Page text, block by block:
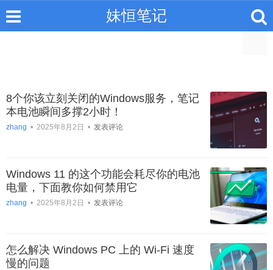
妹恒笔记
8个你该立刻关闭的Windows服务，笔记
本电池瞬间多撑2小时！
zhang • 2025年8月2日 • 发表评论
Windows 11 的这个功能会耗尽你的电池
电量，下面教你如何禁用它
zhang • 2025年8月2日 • 发表评论
怎么解决 Windows PC 上的 Wi-Fi 速度
慢的问题